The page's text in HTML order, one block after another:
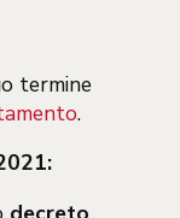
termine
.